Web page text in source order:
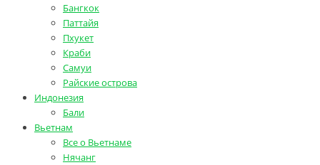
Бангкок
Паттайя
Пхукет
Краби
Самуи
Райские острова
Индонезия
Бали
Вьетнам
Все о Вьетнаме
Нячанг